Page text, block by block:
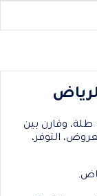
وقارن بين
التوفر،